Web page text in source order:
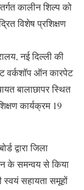
कालीन शिल्प को
विशेष प्रशिक्षण
नई दिल्ली की
वर्कशॉप ऑन कारपेट
बालाछापर स्थित
कार्यक्रम 19
द्वारा जिला
के समन्वय से किया
स्वयं सहायता समूहों